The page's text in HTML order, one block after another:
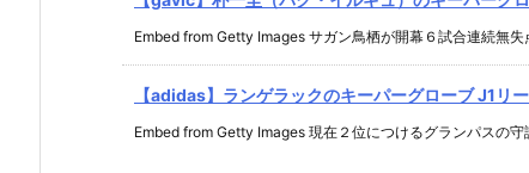
Embed from Getty Images サガン鳥栖が開幕６試合連続無失
【adidas】ランゲラックのキーパーグローブ J1リ
Embed from Getty Images 現在２位につけるグランパスの守